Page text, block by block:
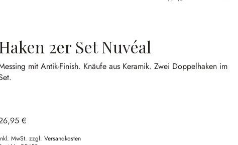
2er Set Nuvéal
mit Antik-Finish. Knäufe aus Keramik.Zwei Doppelhaken im
€
MwSt. zzgl. Versandkosten